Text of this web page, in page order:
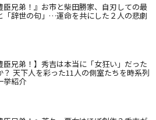
臣兄弟！』お市と柴田勝家、自刃しての最
「辞世の句」…運命を共にした２人の悲劇
臣兄弟！】秀吉は本当に「女狂い」だった
？ 天下人を彩った11人の側室たちを時系列
挙紹介